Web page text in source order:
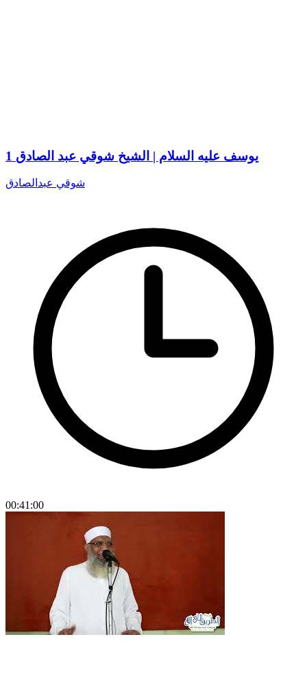
1 يوسف عليه السلام | الشيخ شوقي عبد الصادق
شوقي عبدالصادق
00:41:00